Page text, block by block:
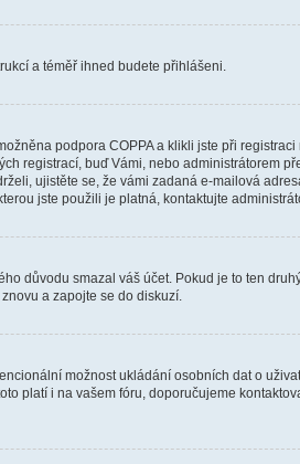
a téměř ihned budete přihlášeni.
podpora COPPA a klikli jste při registraci
registrací, buď Vámi, nebo administrátorem
ujistěte se, že vámi zadaná e-mailová
jste použili je platná, kontaktujte
důvodu smazal váš účet. Pokud je to ten
a zapojte se do diskuzí.
možnost ukládání osobních dat o
platí i na vašem fóru, doporučujeme